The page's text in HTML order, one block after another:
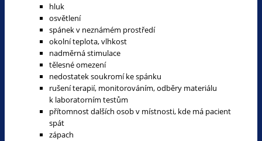
hluk
osvětlení
spánek v neznámém prostředí
okolní teplota, vlhkost
nadměrná stimulace
tělesné omezení
nedostatek soukromí ke spánku
rušení terapií, monitorováním, odběry materiálu
k laboratorním testům
přítomnost dalších osob v místnosti, kde má pacient
spát
zápach